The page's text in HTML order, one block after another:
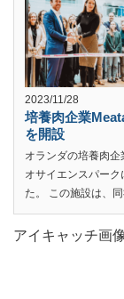
2023/11/28
培養肉企業
を開設
オランダの培養肉
オサイエンスパー
た。 この施設は、
アイキャッチ画